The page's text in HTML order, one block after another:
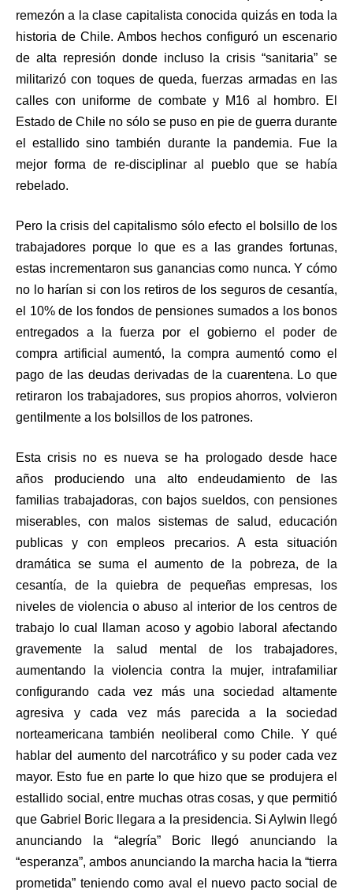
remezón a la clase capitalista conocida quizás en toda la
historia de Chile. Ambos hechos configuró un escenario
de alta represión donde incluso la crisis “sanitaria” se
militarizó con toques de queda, fuerzas armadas en las
calles con uniforme de combate y M16 al hombro. El
Estado de Chile no sólo se puso en pie de guerra durante
el estallido sino también durante la pandemia. Fue la
mejor forma de re-disciplinar al pueblo que se había
rebelado.
Pero la crisis del capitalismo sólo efecto el bolsillo de los
trabajadores porque lo que es a las grandes fortunas,
estas incrementaron sus ganancias como nunca. Y cómo
no lo harían si con los retiros de los seguros de cesantía,
el 10% de los fondos de pensiones sumados a los bonos
entregados a la fuerza por el gobierno el poder de
compra artificial aumentó, la compra aumentó como el
pago de las deudas derivadas de la cuarentena. Lo que
retiraron los trabajadores, sus propios ahorros, volvieron
gentilmente a los bolsillos de los patrones.
Esta crisis no es nueva se ha prologado desde hace
años produciendo una alto endeudamiento de las
familias trabajadoras, con bajos sueldos, con pensiones
miserables, con malos sistemas de salud, educación
publicas y con empleos precarios. A esta situación
dramática se suma el aumento de la pobreza, de la
cesantía, de la quiebra de pequeñas empresas, los
niveles de violencia o abuso al interior de los centros de
trabajo lo cual llaman acoso y agobio laboral afectando
gravemente la salud mental de los trabajadores,
aumentando la violencia contra la mujer, intrafamiliar
configurando cada vez más una sociedad altamente
agresiva y cada vez más parecida a la sociedad
norteamericana también neoliberal como Chile. Y qué
hablar del aumento del narcotráfico y su poder cada vez
mayor. Esto fue en parte lo que hizo que se produjera el
estallido social, entre muchas otras cosas, y que permitió
que Gabriel Boric llegara a la presidencia. Si Aylwin llegó
anunciando la “alegría” Boric llegó anunciando la
“esperanza”, ambos anunciando la marcha hacia la “tierra
prometida” teniendo como aval el nuevo pacto social de